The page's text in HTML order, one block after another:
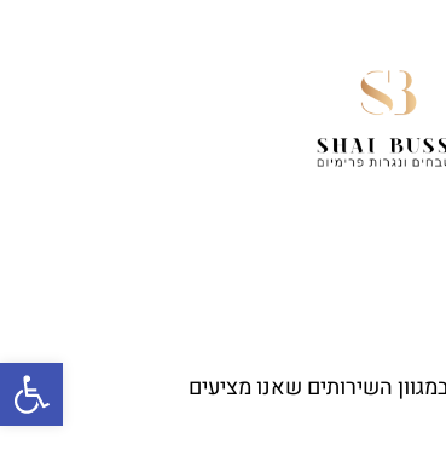
השירותים שאנו מציעים